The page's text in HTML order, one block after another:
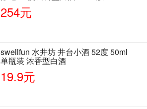
单瓶装
254元
swellfun 水井坊 井台小酒 52度 50ml
单瓶装 浓香型白酒
19.9元